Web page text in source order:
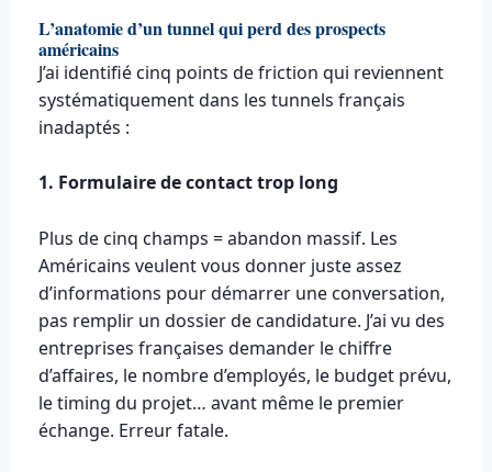
L’anatomie d’un tunnel qui perd des prospects
américains
J’ai identifié cinq points de friction qui reviennent
systématiquement dans les tunnels français
inadaptés :
1. Formulaire de contact trop long
Plus de cinq champs = abandon massif. Les
Américains veulent vous donner juste assez
d’informations pour démarrer une conversation,
pas remplir un dossier de candidature. J’ai vu des
entreprises françaises demander le chiffre
d’affaires, le nombre d’employés, le budget prévu,
le timing du projet… avant même le premier
échange. Erreur fatale.